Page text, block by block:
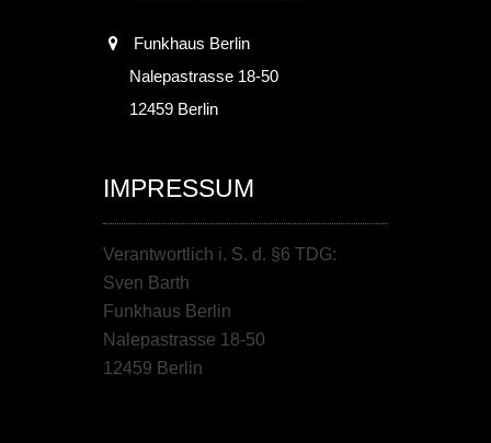
Funkhaus Berlin
Nalepastrasse 18-50
12459 Berlin
IMPRESSUM
Verantwortlich i. S. d. §6 TDG:
Sven Barth
Funkhaus Berlin
Nalepastrasse 18-50
12459 Berlin